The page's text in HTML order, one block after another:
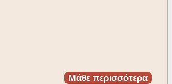
Μάθε περισσότερα